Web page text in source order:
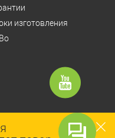
изготовления